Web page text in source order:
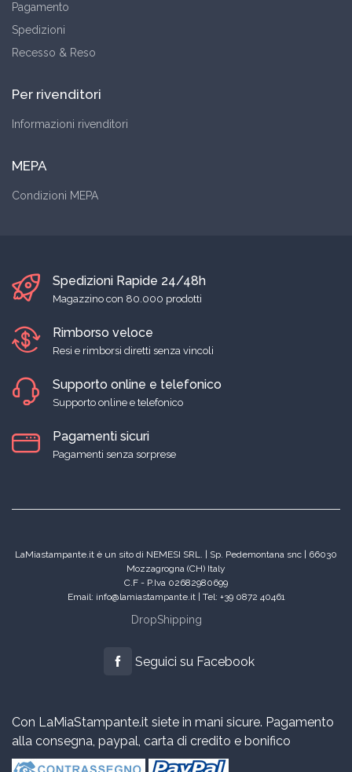
Pagamento
Spedizioni
Recesso & Reso
Per rivenditori
Informazioni rivenditori
MEPA
Condizioni MEPA
Spedizioni Rapide 24/48h
Magazzino con 80.000 prodotti
Rimborso veloce
Resi e rimborsi diretti senza vincoli
Supporto online e telefonico
Supporto online e telefonico
Pagamenti sicuri
Pagamenti senza sorprese
LaMiastampante.it è un sito di NEMESI SRL. | Sp. Pedemontana snc | 66030
Mozzagrogna (CH) Italy
C.F - P.Iva 02682980699
Email: info@lamiastampante.it | Tel: +39 0872 40461
DropShipping
Seguici su Facebook
Con LaMiaStampante.it siete in mani sicure. Pagamento
alla consegna, paypal, carta di credito e bonifico